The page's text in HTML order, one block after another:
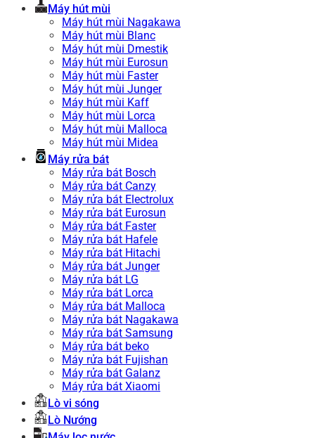
Máy hút mùi
Máy hút mùi Nagakawa
Máy hút mùi Blanc
Máy hút mùi Dmestik
Máy hút mùi Eurosun
Máy hút mùi Faster
Máy hút mùi Junger
Máy hút mùi Kaff
Máy hút mùi Lorca
Máy hút mùi Malloca
Máy hút mùi Midea
Máy rửa bát
Máy rửa bát Bosch
Máy rửa bát Canzy
Máy rửa bát Electrolux
Máy rửa bát Eurosun
Máy rửa bát Faster
Máy rửa bát Hafele
Máy rửa bát Hitachi
Máy rửa bát Junger
Máy rửa bát LG
Máy rửa bát Lorca
Máy rửa bát Malloca
Máy rửa bát Nagakawa
Máy rửa bát Samsung
Máy rửa bát beko
Máy rửa bát Fujishan
Máy rửa bát Galanz
Máy rửa bát Xiaomi
Lò vi sóng
Lò Nướng